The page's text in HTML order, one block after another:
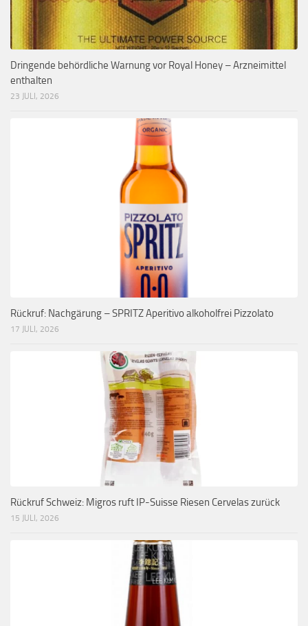
Dringende behördliche Warnung vor Royal Honey – Arzneimittel
enthalten
23 JULI, 2026
Rückruf: Nachgärung – SPRITZ Aperitivo alkoholfrei Pizzolato
17 JULI, 2026
Rückruf Schweiz: Migros ruft IP-Suisse Riesen Cervelas zurück
15 JULI, 2026